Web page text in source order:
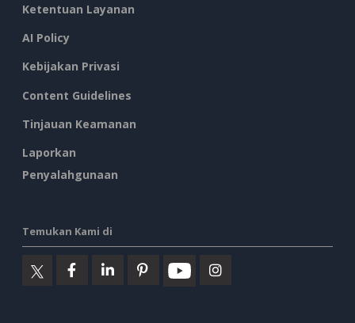
Ketentuan Layanan
AI Policy
Kebijakan Privasi
Content Guidelines
Tinjauan Keamanan
Laporkan
Penyalahgunaan
Temukan Kami di